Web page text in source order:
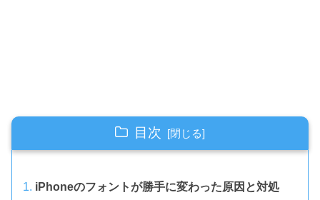
目次
iPhoneのフォントが勝手に変わった原因と対処